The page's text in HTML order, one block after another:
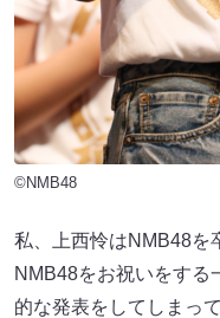
©NMB48
私、上西怜はNMB48を
NMB48をお祝いをする
的な発表をしてしまっ